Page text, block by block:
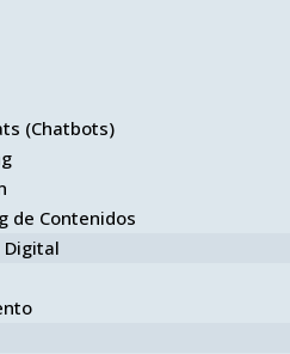
(Chatbots)
de Contenidos